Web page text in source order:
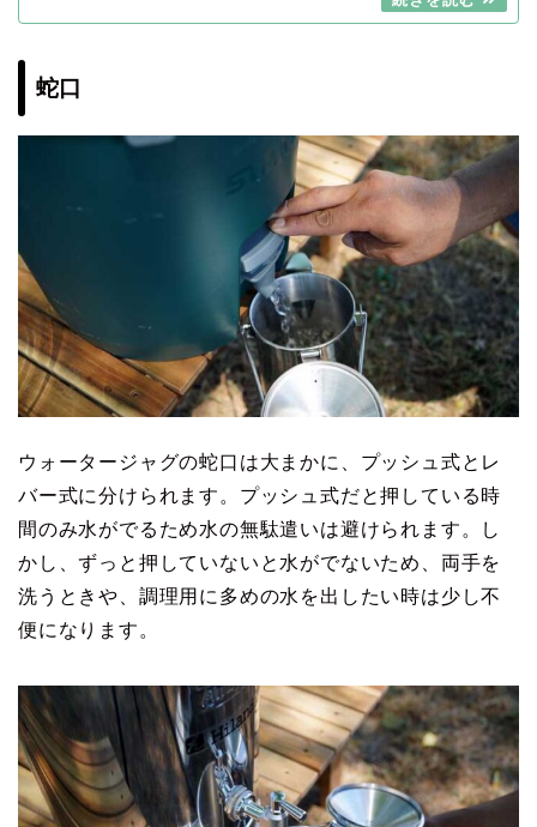
蛇口
ウォータージャグの蛇口は大まかに、プッシュ式とレ
バー式に分けられます。プッシュ式だと押している時
間のみ水がでるため水の無駄遣いは避けられます。し
かし、ずっと押していないと水がでないため、両手を
洗うときや、調理用に多めの水を出したい時は少し不
便になります。